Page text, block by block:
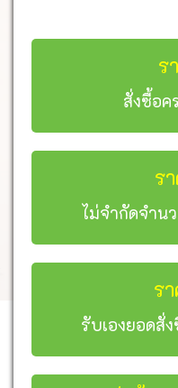
ร
สั่งซื้อ
ร
ไม่จำกัดจำน
ร
รับเองยอดสั่